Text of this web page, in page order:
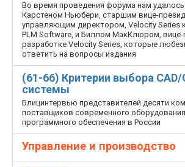
Во время проведения форума нам удалось
Карстеном Ньюбери, старшим вице-
управляющим директором, Velocity Series
PLM Software, и Биллом МакКлюром, вице-
разработке Velocity Series, которые
ответить на вопросы издания
(61-66) Критерии выбора CAD/
системы
Блиц­интервью представителей десяти
поставщиков современного
программного обеспечения в России
Управление и производство